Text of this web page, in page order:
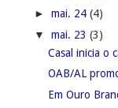
► mai. 24 (4)
▼ mai. 23 (3)
Casal inicia o
OAB/AL
Em Ouro